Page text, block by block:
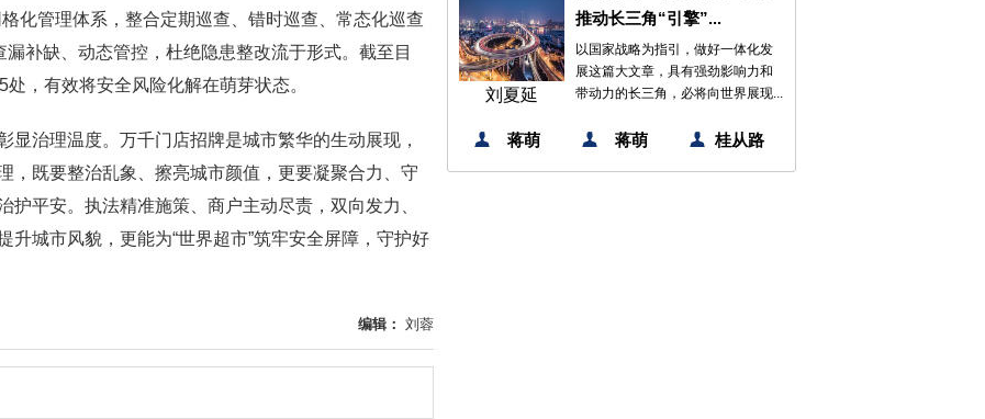
化管理体系，整合定期巡查、错时巡查、常态化巡查
漏补缺、动态管控，杜绝隐患整改流于形式。截至目
，有效将安全风险化解在萌芽状态。
治理温度。万千门店招牌是城市繁华的生动展现，
，既要整治乱象、擦亮城市颜值，更要凝聚合力、守
平安。执法精准施策、商户主动尽责，双向发力、
升城市风貌，更能为“世界超市”筑牢安全屏障，守护好
编辑： 刘蓉
刘夏延
推动长三角“引擎”...
以国家战略为指引，做好一体化发
展这篇大文章，具有强劲影响力和
带动力的长三角，必将向世界展现...
蒋萌 蒋萌 桂从路